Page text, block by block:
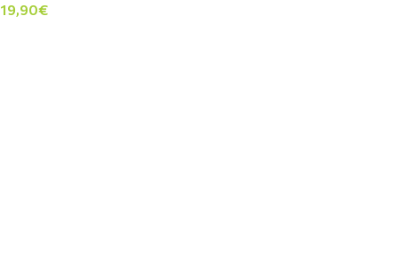
19,90€